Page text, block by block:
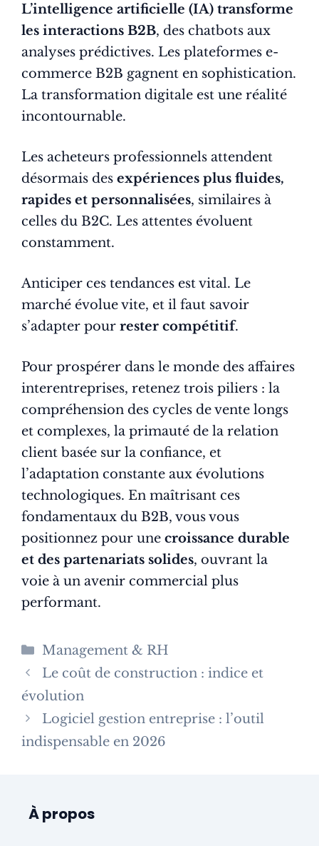
L’intelligence artificielle (IA) transforme
les interactions B2B, des chatbots aux
analyses prédictives. Les plateformes e-
commerce B2B gagnent en sophistication.
La transformation digitale est une réalité
incontournable.
Les acheteurs professionnels attendent
désormais des expériences plus fluides,
rapides et personnalisées, similaires à
celles du B2C. Les attentes évoluent
constamment.
Anticiper ces tendances est vital. Le
marché évolue vite, et il faut savoir
s’adapter pour rester compétitif.
Pour prospérer dans le monde des affaires
interentreprises, retenez trois piliers : la
compréhension des cycles de vente longs
et complexes, la primauté de la relation
client basée sur la confiance, et
l’adaptation constante aux évolutions
technologiques. En maîtrisant ces
fondamentaux du B2B, vous vous
positionnez pour une croissance durable
et des partenariats solides, ouvrant la
voie à un avenir commercial plus
performant.
Catégories
Management & RH
Le coût de construction : indice et
évolution
Logiciel gestion entreprise : l’outil
indispensable en 2026
À propos